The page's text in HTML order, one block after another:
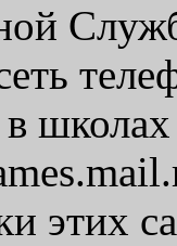
этих